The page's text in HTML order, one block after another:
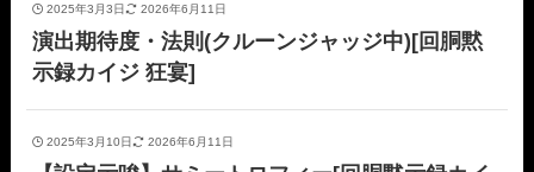
2025年3月3日 2026年6月11日
演出期待度・法則(クルーンジャッジ中)[回胴黙
示録カイジ 狂宴]
2025年3月10日 2026年6月11日